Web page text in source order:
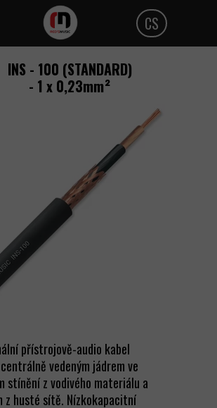
CS
Polski
Czeski
INS - 100 (STANDARD)
- 1 x 0,23mm²
přístrojově-audio kabel
vedeným jádrem ve
stínění z vodivého materiálu a
z husté sítě. Nízkokapacitní